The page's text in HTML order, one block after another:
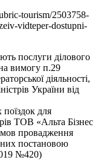
tourism/2503758-
vidteper-dostupni-
послуги ділового
вимогу п.29
діяльності,
України від
поїздок для
ТОВ «Альта Бізнес
провадження
постановою
№420)